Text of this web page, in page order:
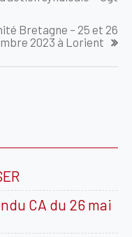
Bretagne – 25 et 26
2023 à Lorient
CA du 26 mai